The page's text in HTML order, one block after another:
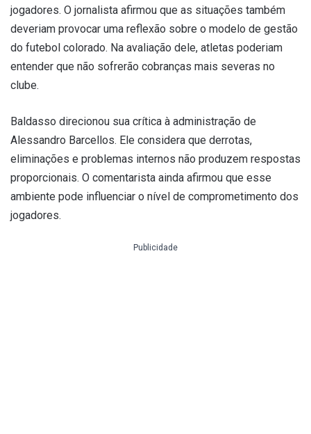
jogadores. O jornalista afirmou que as situações também
deveriam provocar uma reflexão sobre o modelo de gestão
do futebol colorado. Na avaliação dele, atletas poderiam
entender que não sofrerão cobranças mais severas no
clube.
Baldasso direcionou sua crítica à administração de
Alessandro Barcellos. Ele considera que derrotas,
eliminações e problemas internos não produzem respostas
proporcionais. O comentarista ainda afirmou que esse
ambiente pode influenciar o nível de comprometimento dos
jogadores.
Publicidade